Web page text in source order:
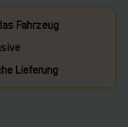
Fahrzeug
Lieferung